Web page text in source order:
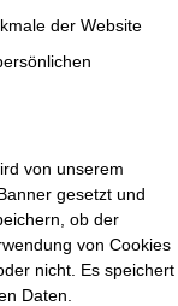
der Website
von unserem
gesetzt und
ob der
von Cookies
nicht. Es speichert
Daten.